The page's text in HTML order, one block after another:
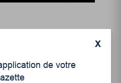
X
de votre